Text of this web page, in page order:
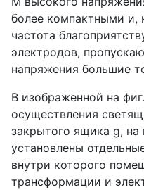
более компактными и,
частота
электродов,
напряжения большие
В изображенной на
осуществления
закрытого ящика g, на
установлены
внутри которого
трансформации и